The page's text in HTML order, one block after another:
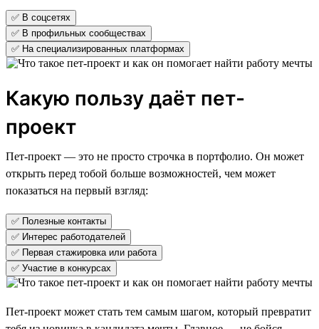
✅ В соцсетях
✅ В профильных сообществах
✅ На специализированных платформах
Какую пользу даёт пет-
проект
Пет-проект — это не просто строчка в портфолио. Он может
открыть перед тобой больше возможностей, чем может
показаться на первый взгляд:
✅ Полезные контакты
✅ Интерес работодателей
✅ Первая стажировка или работа
✅ Участие в конкурсах
Пет-проект может стать тем самым шагом, который превратит